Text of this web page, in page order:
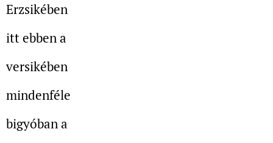
Erzsikében
itt ebben a
versikében
mindenféle
bigyóban a